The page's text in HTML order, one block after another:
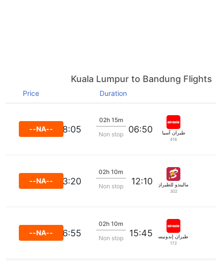
Kuala Lumpur to Bandung Flights
Duration
Price
طيران آسيا
416
06:50
02h 15m
Non stop
08:05
--NA--
ماليندو للطيران
302
12:10
02h 10m
Non stop
13:20
--NA--
طيران إندونيسيا آسيا
172
15:45
02h 10m
Non stop
16:55
--NA--